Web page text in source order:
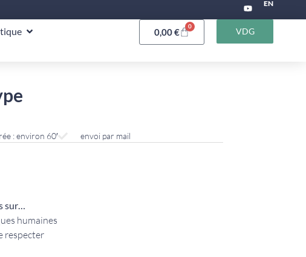
EN
0,00€
0 VDG
: environ 60′ envoi par mail
sur…
humaines
respecter